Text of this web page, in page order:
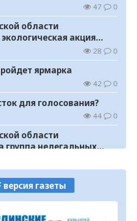
47 0
области
акция
28 0
ярмарка
42 0
для голосования?
44 0
области
группа нелегальных
с работой
в
районе
80 0
версия газеты